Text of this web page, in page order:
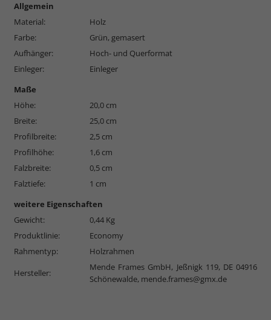
Allgemein
Material:
Holz
Farbe:
Grün, gemasert
Aufhänger:
Hoch- und Querformat
Einleger:
Einleger
Maße
Höhe:
20,0 cm
Breite:
25,0 cm
Profilbreite:
2,5 cm
Profilhöhe:
1,6 cm
Falzbreite:
0,5 cm
Falztiefe:
1 cm
weitere Eigenschaften
Gewicht:
0,44 Kg
Produktlinie:
Economy
Rahmentyp:
Holzrahmen
Hersteller:
Mende Frames GmbH, Jeßnigk 119, DE 04916
Schönewalde, mende.frames@gmx.de